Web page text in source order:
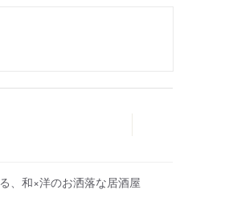
、和×洋のお洒落な居酒屋